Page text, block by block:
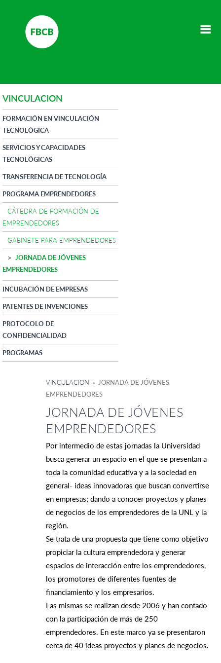
VINCULACION
FORMACIÓN EN VINCULACIÓN
TECNOLÓGICA
SERVICIOS Y CAPACIDADES
TECNOLÓGICAS
TRANSFERENCIA DE TECNOLOGÍA
PROGRAMA EMPRENDEDORES
CÁTEDRA DE FORMACIÓN DE
EMPRENDEDORES
GABINETE PARA EMPRENDEDORES
JORNADA DE JÓVENES
EMPRENDEDORES
INCUBACIÓN DE EMPRESAS
PATENTES DE INVENCIONES
PROTOCOLO DE
CONFIDENCIALIDAD
PROGRAMAS
VINCULACION » JORNADA DE JÓVENES
EMPRENDEDORES
JORNADA DE JÓVENES
EMPRENDEDORES
Por intermedio de estas jornadas la Universidad
busca generar un espacio en el que se presentan a
toda la comunidad educativa y a la sociedad en
general- ideas innovadoras que buscan convertirse
en empresas; dando a conocer proyectos y planes
de negocios de los emprendedores de la UNL y la
región.
Se trata de una propuesta que tiene como objetivo
propiciar la cultura emprendedora y generar
espacios de interacción entre los emprendedores,
los promotores de diferentes fuentes de
financiamiento y los empresarios.
Las mismas se realizan desde 2006 y han contado
con la participación de más de 250
emprendedores. En este marco ya se presentaron
cerca de 40 ideas proyectos y planes de negocios.